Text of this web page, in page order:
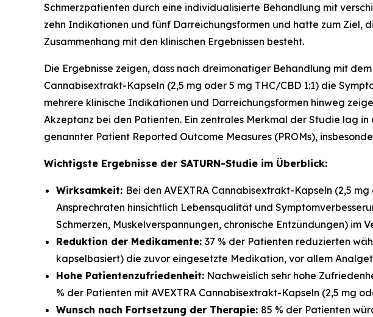
Schmerzpatienten durch eine individualisierte Behandlung mit
zehn Indikationen und fünf Darreichungsformen und hatte zum Ziel,
Zusammenhang mit den klinischen Ergebnissen besteht.
Die Ergebnisse zeigen, dass nach dreimonatiger Behandlung mit
Cannabisextrakt-Kapseln (2,5 mg oder 5 mg THC/CBD 1:1) die
mehrere klinische Indikationen und Darreichungsformen hinweg
Akzeptanz bei den Patienten. Ein zentrales Merkmal der Studie lag
genannter Patient Reported Outcome Measures (PROMs),
Wichtigste Ergebnisse der SATURN-Studie im Überblick:
Wirksamkeit: Bei den AVEXTRA Cannabisextrakt-Kapseln (2,5
Ansprechraten hinsichtlich Lebensqualität und
Schmerzen, Muskelverspannungen, chronische Entzündungen) im
Reduktion der Medikamente: 37 % der Patienten reduzierten
kapselbasiert) die zuvor eingesetzte Medikation, vor allem
Hohe Patientenzufriedenheit: Nachweislich sehr hohe
% der Patienten mit AVEXTRA Cannabisextrakt-Kapseln (2,5 mg
Wunsch nach Fortsetzung der Therapie: 85 % der Patienten